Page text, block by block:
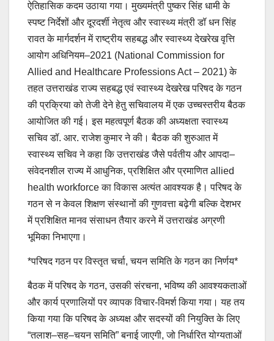
ऐतिहासिक कदम उठाया गया। मुख्यमंत्री पुष्कर सिंह धामी के
स्पष्ट निर्देशों और दूरदर्शी नेतृत्व और स्वास्थ्य मंत्री डॉ धन सिंह
रावत के मार्गदर्शन में राष्ट्रीय सहबद्ध और स्वास्थ्य देखरेख वृत्ति
आयोग अधिनियम–2021 (National Commission for
Allied and Healthcare Professions Act – 2021) के
तहत उत्तराखंड राज्य सहबद्ध एवं स्वास्थ्य देखरेख परिषद के गठन
की प्रक्रिया को तेजी देने हेतु सचिवालय में एक उच्चस्तरीय बैठक
आयोजित की गई। इस महत्वपूर्ण बैठक की अध्यक्षता स्वास्थ्य
सचिव डॉ. आर. राजेश कुमार ने की। बैठक की शुरुआत में
स्वास्थ्य सचिव ने कहा कि उत्तराखंड जैसे पर्वतीय और आपदा–
संवेदनशील राज्य में आधुनिक, प्रशिक्षित और प्रमाणित allied
health workforce का विकास अत्यंत आवश्यक है। परिषद के
गठन से न केवल शिक्षण संस्थानों की गुणवत्ता बढ़ेगी बल्कि देशभर
में प्रशिक्षित मानव संसाधन तैयार करने में उत्तराखंड अग्रणी
भूमिका निभाएगा।
*परिषद गठन पर विस्तृत चर्चा, चयन समिति के गठन का निर्णय*
बैठक में परिषद के गठन, उसकी संरचना, भविष्य की आवश्यकताओं
और कार्य प्रणालियों पर व्यापक विचार-विमर्श किया गया। यह तय
किया गया कि परिषद के अध्यक्ष और सदस्यों की नियुक्ति के लिए
“तलाश–सह–चयन समिति” बनाई जाएगी, जो निर्धारित योग्यताओं